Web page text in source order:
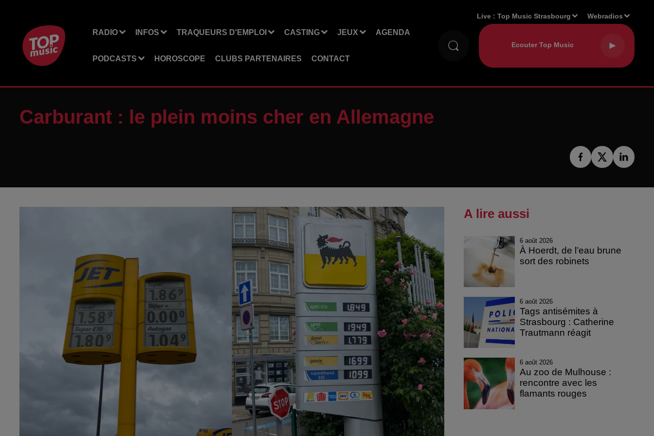
RADIO INFOS TRAQUEURS D'EMPLOI CASTING JEUX AGENDA
PODCASTS HOROSCOPE CLUBS PARTENAIRES CONTACT
Live :Top Music Strasbourg Webradios
Carburant : le plein moins cher en Allemagne
A lire aussi
6 août 2026
À Hoerdt, de l’eau brune
sort des robinets
6 août 2026
Tags antisémites à
Strasbourg : Catherine
Trautmann réagit
6 août 2026
Au zoo de Mulhouse :
rencontre avec les
flamants rouges